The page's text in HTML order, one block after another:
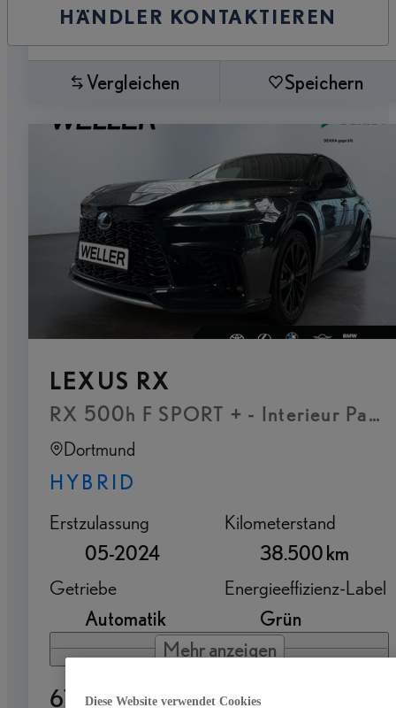
HÄNDLER KONTAKTIEREN
Vergleichen Speichern
LEXUS RX
RX 500h F SPORT + - Interieur
Dortmund
HYBRID
Erstzulassung
05-2024
Kilometerstand
38.500 km
Getriebe
Automatik
Energieeffizienz-Label
Grün
Mehr anzeigen
67.770 €
Diese Website verwendet Cookies